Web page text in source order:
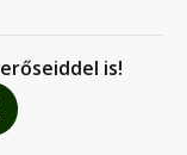
is!